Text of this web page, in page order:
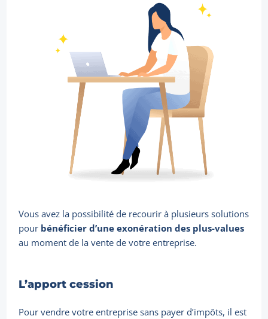
Vous avez la possibilité de recourir à plusieurs solutions
pour bénéficier d’une exonération des plus-values
au moment de la vente de votre entreprise.
L’apport cession
Pour vendre votre entreprise sans payer d’impôts, il est